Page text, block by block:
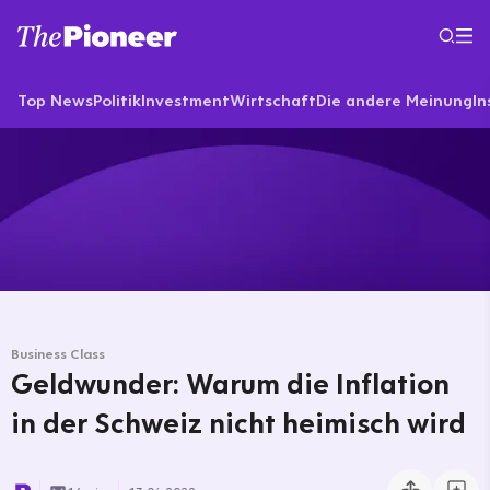
Top NewsPolitikInvestmentWirtschaftDie andere Meinung
Business Class
Geldwunder: Warum die Inflation
in der Schweiz nicht heimisch wird